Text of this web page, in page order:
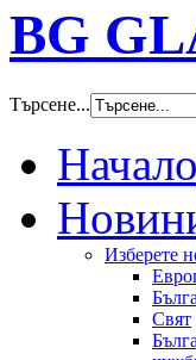
BG
Търсене...
Начало
Изберете
Свят